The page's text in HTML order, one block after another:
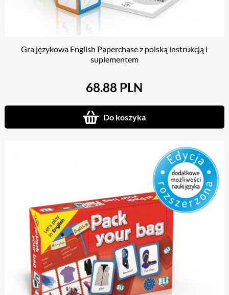
Gra językowa English Paperchase z polską instrukcją i
suplementem
68.88 PLN
Do koszyka